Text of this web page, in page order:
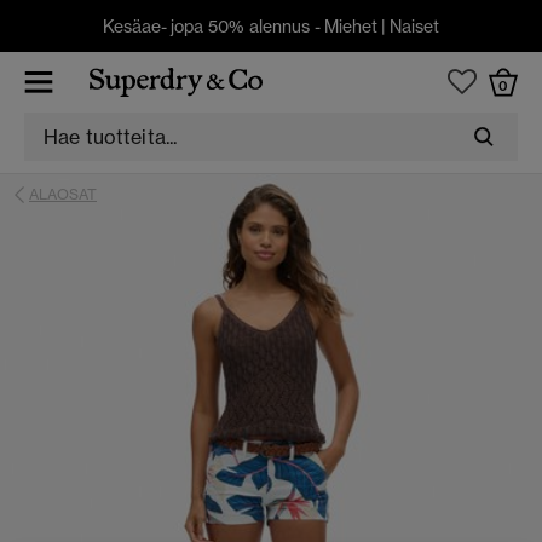
Kesäae- jopa 50% alennus - Miehet | Naiset
0
ALAOSAT